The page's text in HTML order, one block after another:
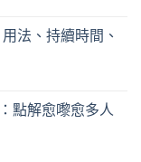
法、持續時間、
點解愈嚟愈多人